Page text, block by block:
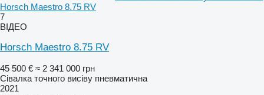
Horsch Maestro 8.75 RV
7
ВІДЕО
Horsch Maestro 8.75 RV
45 500 € ≈ 2 341 000 грн
Сівалка точного висіву пневматична
2021